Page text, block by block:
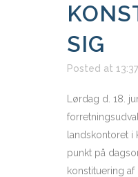
SIG
Posted at
Lørdag d. 18.
landskontoret i
punkt på
konstituering